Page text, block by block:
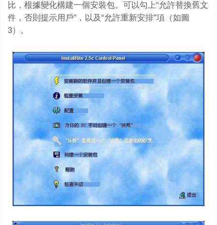
比，根據變化構建一個安裝包。可以勾上“允許替換舊文
件，否則提示用戶”，以及“允許重新安排”項（如圖
3）。